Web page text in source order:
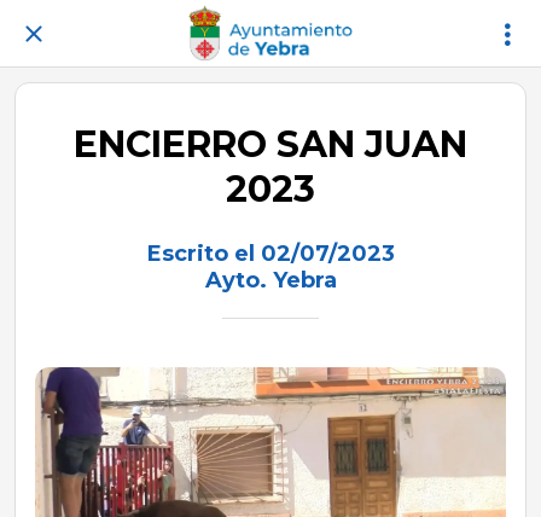
ENCIERRO SAN JUAN
2023
Escrito el 02/07/2023
Ayto. Yebra